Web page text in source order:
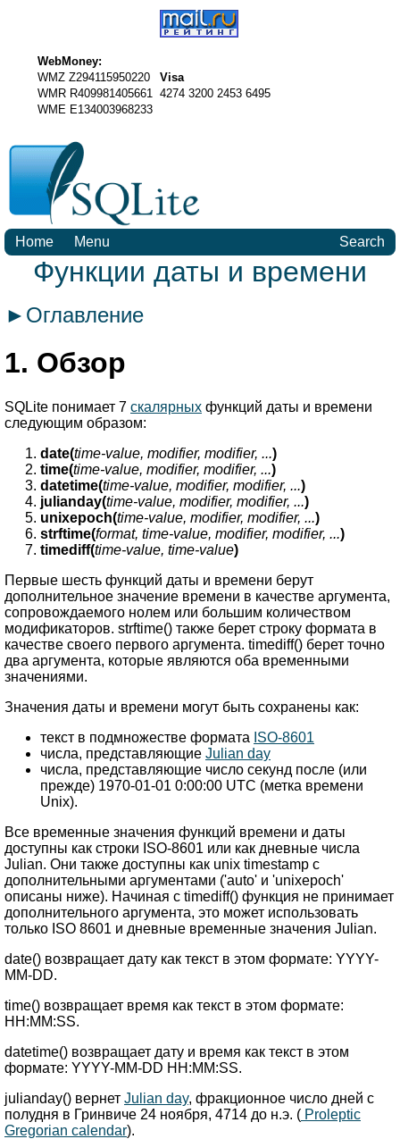
WebMoney:
WMZ Z294115950220
WMR R409981405661
WME E134003968233
Visa
4274 3200 2453 6495
Home Menu Search
Функции даты и времени
► Оглавление
1. Обзор
SQLite понимает 7 скалярных функций даты и времени
следующим образом:
date(time-value, modifier, modifier, ...)
time(time-value, modifier, modifier, ...)
datetime(time-value, modifier, modifier, ...)
julianday(time-value, modifier, modifier, ...)
unixepoch(time-value, modifier, modifier, ...)
strftime(format, time-value, modifier, modifier, ...)
timediff(time-value, time-value)
Первые шесть функций даты и времени берут
дополнительное значение времени в качестве аргумента,
сопровождаемого нолем или большим количеством
модификаторов. strftime() также берет строку формата в
качестве своего первого аргумента. timediff() берет точно
два аргумента, которые являются оба временными
значениями.
Значения даты и времени могут быть сохранены как:
текст в подмножестве формата ISO-8601
числа, представляющие Julian day
числа, представляющие число секунд после (или
прежде) 1970-01-01 0:00:00 UTC (метка времени
Unix).
Все временные значения функций времени и даты
доступны как строки ISO-8601 или как дневные числа
Julian. Они также доступны как unix timestamp с
дополнительными аргументами ('auto' и 'unixepoch'
описаны ниже). Начиная с timediff() функция не принимает
дополнительного аргумента, это может использовать
только ISO 8601 и дневные временные значения Julian.
date() возвращает дату как текст в этом формате: YYYY-
MM-DD.
time() возвращает время как текст в этом формате:
HH:MM:SS.
datetime() возвращает дату и время как текст в этом
формате: YYYY-MM-DD HH:MM:SS.
julianday() вернет Julian day, фракционное число дней с
полудня в Гринвиче 24 ноября, 4714 до н.э. ( Proleptic
Gregorian calendar).